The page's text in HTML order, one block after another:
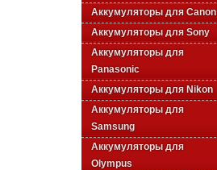
Аккумуляторы для Canon
Аккумуляторы для Sony
Аккумуляторы для
Panasonic
Аккумуляторы для Nikon
Аккумуляторы для
Samsung
Аккумуляторы для
Olympus